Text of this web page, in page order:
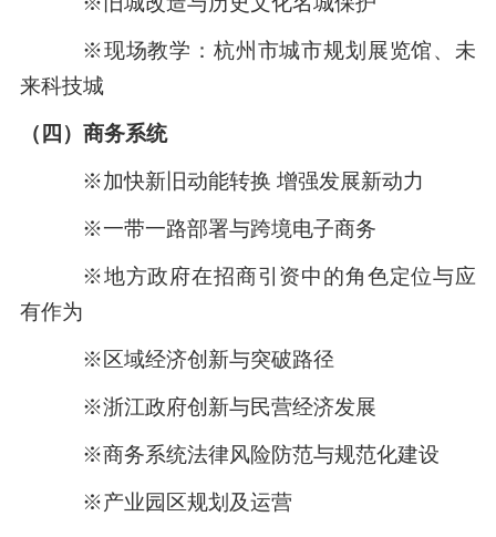
※现场教学：杭州市城市规划展览馆、未
来科技城
（四）商务系统
※加快新旧动能转换 增强发展新动力
※一带一路部署与跨境电子商务
※地方政府在招商引资中的角色定位与应
有作为
※区域经济创新与突破路径
※浙江政府创新与民营经济发展
※商务系统法律风险防范与规范化建设
※产业园区规划及运营